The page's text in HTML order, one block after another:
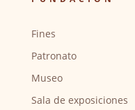
Fines
Patronato
Museo
Sala de exposiciones